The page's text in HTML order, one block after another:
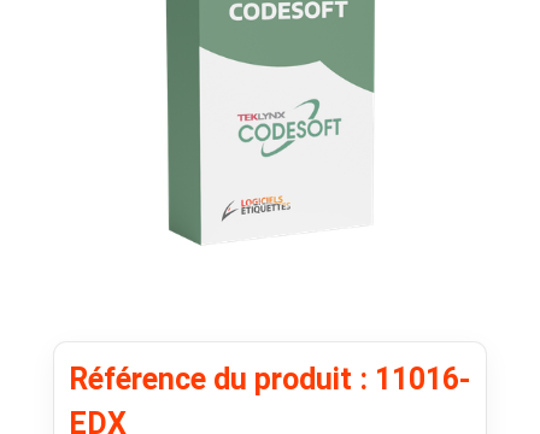
Référence du produit : 11016-
EDX